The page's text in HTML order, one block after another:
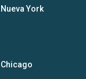
York